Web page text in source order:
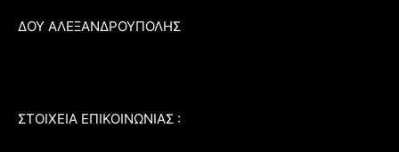
ΔΟΥ ΑΛΕΞΑΝΔΡΟΥΠΟΛΗΣ
ΣΤΟΙΧΕΙΑ ΕΠΙΚΟΙΝΩΝΙΑΣ :